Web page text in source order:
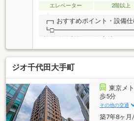
ご相談はお気軽にお問い合わ
エレベーター
2階以上
┏┓おすすめポイント・設備仕
複数路線利用可の好立地■リフ
ロスの貼替え・シャワートイ
ッド／ホース交換)■トリプル
のセキュリティシステム導入)■
の床にTES温水式床暖房完備
放感を実現させる逆梁工法を
■二重床・二重天井■内廊下設
暖房乾燥機付■フルオートバス
ゼット付・ウォークイン・クロ
ジオ千代田大手町
東京メ
歩5分
その他の交通
築7年8ヶ月